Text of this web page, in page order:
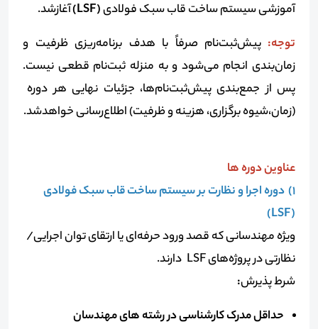
آموزشی سیستم ساخت قاب سبک فولادی(LSF)
آغازشد.
توجه: پیش‌ثبت‌نام صرفاً با هدف برنامهریزی ظرفیت و
زمانبندی انجام می‌شود و به‌ منزله ثبت‌نام قطعی نیست.
پس از جمع‌بندی پیش‌ثبت‌نام‌ها، جزئیات نهایی هر دوره
(زمان،شیوه برگزاری، هزینه و ظرفیت) اطلاع‌رسانی خواهدشد.
عناوین دوره ها
1) دوره‌ اجرا و نظارت بر سیستم ساخت قاب سبک فولادی
(LSF)
ویژه مهندسانی که قصد ورود حرفه‌ای یا ارتقای توان اجرایی/
نظارتی در پروژه‌های LSF دارند.
شرط پذیرش:
حداقل مدرک کارشناسی در رشته های مهندسان